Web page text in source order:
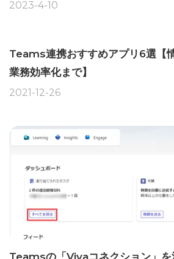
2023-4-10
Teams連携おすすめアプリ6選【
業務効率化まで】
2021-12-26
Teamsの「Vivaコネクション」を